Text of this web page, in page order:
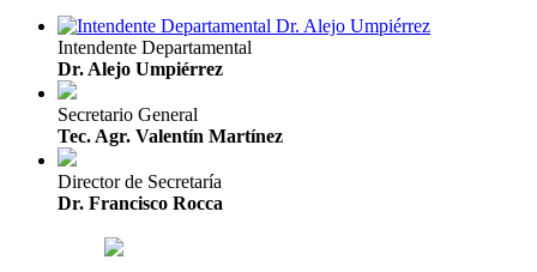
Intendente Departamental
Dr. Alejo Umpiérrez
Secretario General
Tec. Agr. Valentín Martínez
Director de Secretaría
Dr. Francisco Rocca